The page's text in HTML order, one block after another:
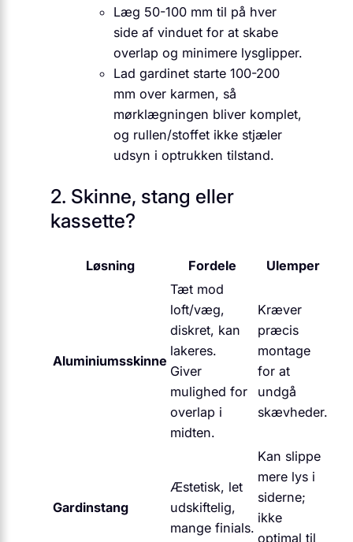
Læg 50-100 mm til på hver
side af vinduet for at skabe
overlap og minimere lysglipper.
Lad gardinet starte 100-200
mm over karmen, så
mørklægningen bliver komplet,
og rullen/stoffet ikke stjæler
udsyn i optrukken tilstand.
2. Skinne, stang eller
kassette?
Løsning Fordele Ulemper
Aluminiumsskinne
Tæt mod
loft/væg,
diskret, kan
lakeres.
Giver
mulighed for
overlap i
midten.
Kræver
præcis
montage
for at
undgå
skævheder.
Gardinstang
Æstetisk, let
udskiftelig,
mange finials.
Kan slippe
mere lys i
siderne;
ikke
optimal til